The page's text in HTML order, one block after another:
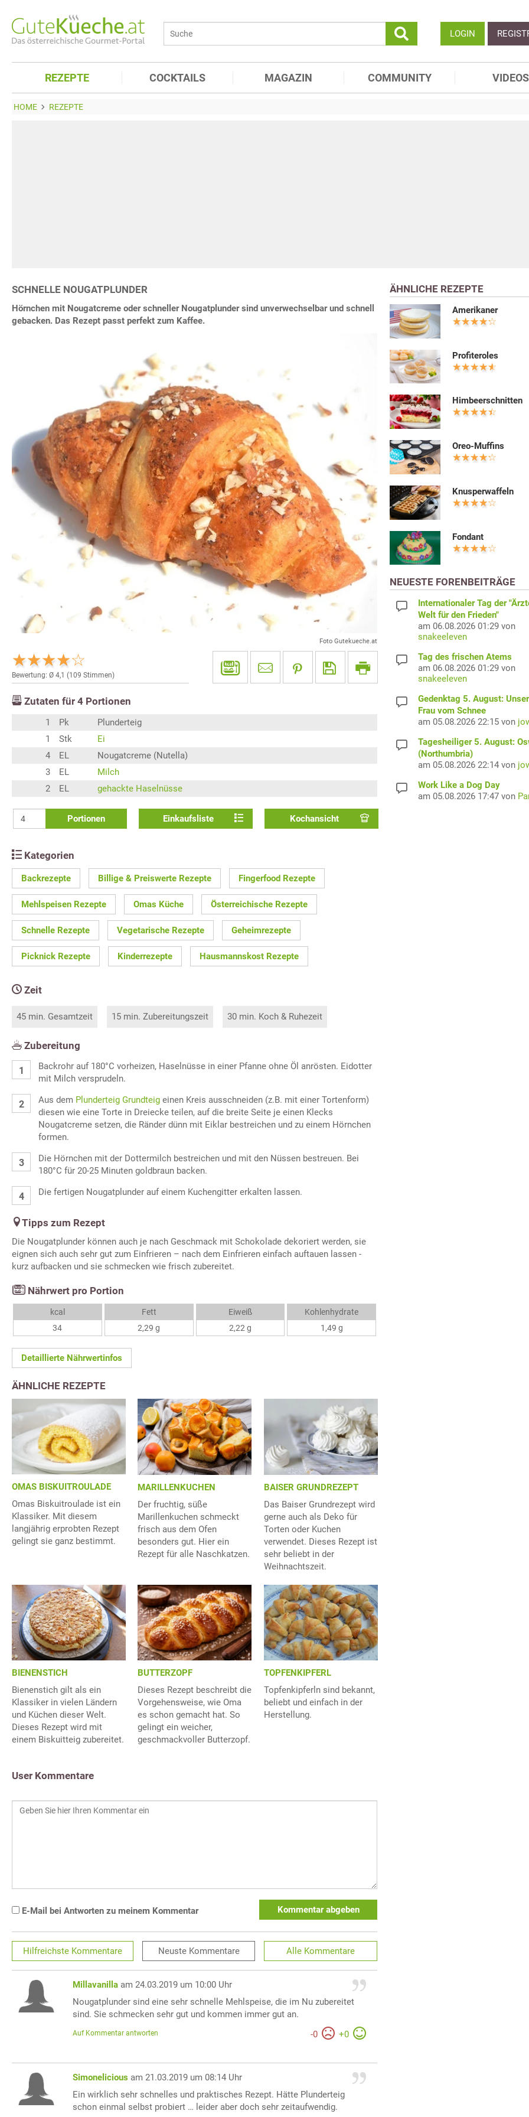
LOGIN
REZEPTE COCKTAILS MAGAZIN COMMUNITY VIDEOS
HOME REZEPTE
SCHNELLE NOUGATPLUNDER
Hörnchen mit Nougatcreme oder schneller Nougatplunder sind unverwechselbar und schnell
gebacken. Das Rezept passt perfekt zum Kaffee.
Foto Gutekueche.at
Bewertung: Ø 4,1 (109 Stimmen)
Zutaten für 4 Portionen
1 Pk
Plunderteig
1
Stk
Ei
4
EL
Nougatcreme (Nutella)
3
EL
Milch
2
EL gehackte Haselnüsse
Portionen Einkaufsliste Kochansicht
Kategorien
Backrezepte Billige & Preiswerte Rezepte Fingerfood Rezepte
Mehlspeisen Rezepte Omas Küche Österreichische Rezepte
Schnelle Rezepte Vegetarische Rezepte Geheimrezepte
Picknick Rezepte Kinderrezepte Hausmannskost Rezepte
Zeit
45 min. Gesamtzeit 15 min. Zubereitungszeit 30 min. Koch & Ruhezeit
Zubereitung
Backrohr auf 180°C vorheizen, Haselnüsse in einer Pfanne ohne Öl anrösten. Eidotter
mit Milch versprudeln.
Aus dem Plunderteig Grundteig einen Kreis ausschneiden (z.B. mit einer Tortenform)
diesen wie eine Torte in Dreiecke teilen, auf die breite Seite je einen Klecks
Nougatcreme setzen, die Ränder dünn mit Eiklar bestreichen und zu einem Hörnchen
formen.
Die Hörnchen mit der Dottermilch bestreichen und mit den Nüssen bestreuen. Bei
180°C für 20-25 Minuten goldbraun backen.
Die fertigen Nougatplunder auf einem Kuchengitter erkalten lassen.
Tipps zum Rezept
Die Nougatplunder können auch je nach Geschmack mit Schokolade dekoriert werden, sie
eignen sich auch sehr gut zum Einfrieren – nach dem Einfrieren einfach auftauen lassen -
kurz aufbacken und sie schmecken wie frisch zubereitet.
Nährwert pro Portion
kcal
34
Fett
2,29 g
Eiweiß
2,22 g
Kohlenhydrate
1,49 g
Detaillierte Nährwertinfos
ÄHNLICHE REZEPTE
OMAS BISKUITROULADE
Omas Biskuitroulade ist ein
Klassiker. Mit diesem
langjährig erprobten Rezept
gelingt sie ganz bestimmt.
MARILLENKUCHEN
Der fruchtig, süße
Marillenkuchen schmeckt
frisch aus dem Ofen
besonders gut. Hier ein
Rezept für alle Naschkatzen.
BAISER GRUNDREZEPT
Das Baiser Grundrezept wird
gerne auch als Deko für
Torten oder Kuchen
verwendet. Dieses Rezept ist
sehr beliebt in der
Weihnachtszeit.
BIENENSTICH
Bienenstich gilt als ein
Klassiker in vielen Ländern
und Küchen dieser Welt.
Dieses Rezept wird mit
einem Biskuitteig zubereitet.
BUTTERZOPF
Dieses Rezept beschreibt die
Vorgehensweise, wie Oma
es schon gemacht hat. So
gelingt ein weicher,
geschmackvoller Butterzopf.
TOPFENKIPFERL
Topfenkipferln sind bekannt,
beliebt und einfach in der
Herstellung.
User Kommentare
E-Mail bei Antworten zu meinem Kommentar Kommentar abgeben
Hilfreichste Kommentare Neuste Kommentare Alle Kommentare
Millavanilla am 24.03.2019 um 10:00 Uhr
Nougatplunder sind eine sehr schnelle Mehlspeise, die im Nu zubereitet
sind. Sie schmecken sehr gut und kommen immer gut an.
-0 +0
Auf Kommentar antworten
Simonelicious am 21.03.2019 um 08:14 Uhr
Ein wirklich sehr schnelles und praktisches Rezept. Hätte Plunderteig
schon einmal selbst probiert … leider aber doch sehr zeitaufwendig.
ÄHNLICHE REZEPTE
Amerikaner
Profiteroles
Himbeerschnitten
Oreo-Muffins
Knusperwaffeln
Fondant
NEUESTE FORENBEITRÄGE
Internationaler Tag der
Welt für den Frieden"
am 06.08.2026 01:29 von
snakeeleven
Tag des frischen Atems
am 06.08.2026 01:29 von
snakeeleven
Gedenktag 5. August:
Frau vom Schnee
am 05.08.2026 22:15 von
Tagesheiliger 5. August:
(Northumbria)
am 05.08.2026 22:14 von
Work Like a Dog Day
am 05.08.2026 17:47 von